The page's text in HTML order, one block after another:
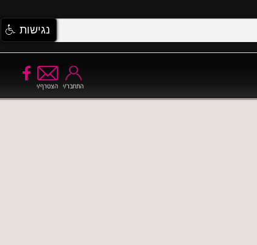
הצטרף/י התחבר/י
נגישות